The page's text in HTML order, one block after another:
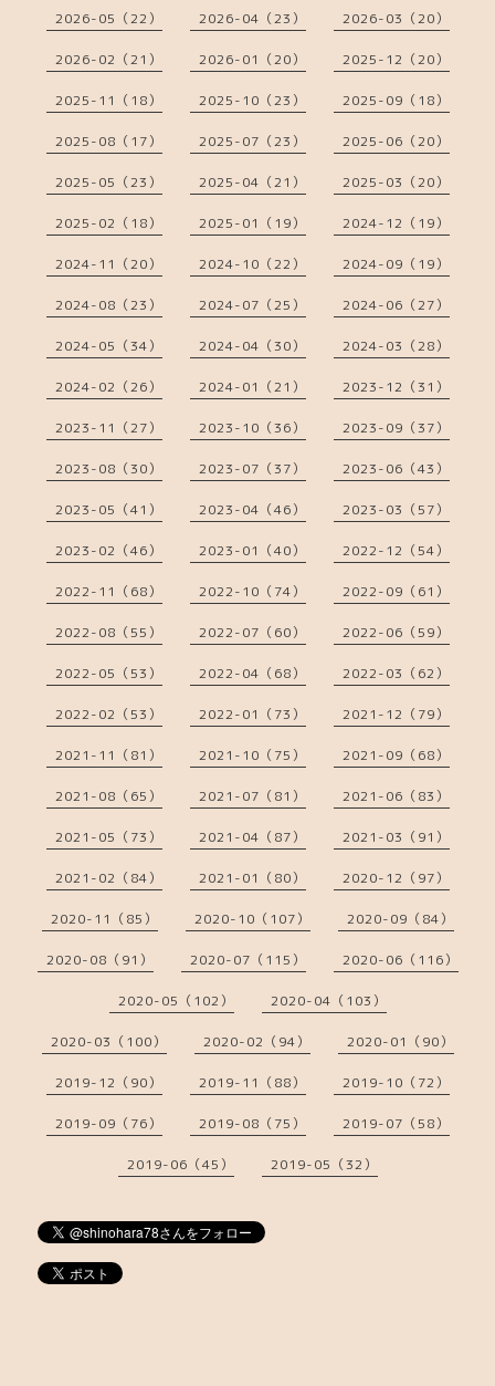
2026-05（22） 2026-04（23） 2026-03（20）
2026-02（21） 2026-01（20） 2025-12（20）
2025-11（18） 2025-10（23） 2025-09（18）
2025-08（17） 2025-07（23） 2025-06（20）
2025-05（23） 2025-04（21） 2025-03（20）
2025-02（18） 2025-01（19） 2024-12（19）
2024-11（20） 2024-10（22） 2024-09（19）
2024-08（23） 2024-07（25） 2024-06（27）
2024-05（34） 2024-04（30） 2024-03（28）
2024-02（26） 2024-01（21） 2023-12（31）
2023-11（27） 2023-10（36） 2023-09（37）
2023-08（30） 2023-07（37） 2023-06（43）
2023-05（41） 2023-04（46） 2023-03（57）
2023-02（46） 2023-01（40） 2022-12（54）
2022-11（68） 2022-10（74） 2022-09（61）
2022-08（55） 2022-07（60） 2022-06（59）
2022-05（53） 2022-04（68） 2022-03（62）
2022-02（53） 2022-01（73） 2021-12（79）
2021-11（81） 2021-10（75） 2021-09（68）
2021-08（65） 2021-07（81） 2021-06（83）
2021-05（73） 2021-04（87） 2021-03（91）
2021-02（84） 2021-01（80） 2020-12（97）
2020-11（85） 2020-10（107） 2020-09（84）
2020-08（91） 2020-07（115） 2020-06（116）
2020-05（102） 2020-04（103）
2020-03（100） 2020-02（94） 2020-01（90）
2019-12（90） 2019-11（88） 2019-10（72）
2019-09（76） 2019-08（75） 2019-07（58）
2019-06（45） 2019-05（32）